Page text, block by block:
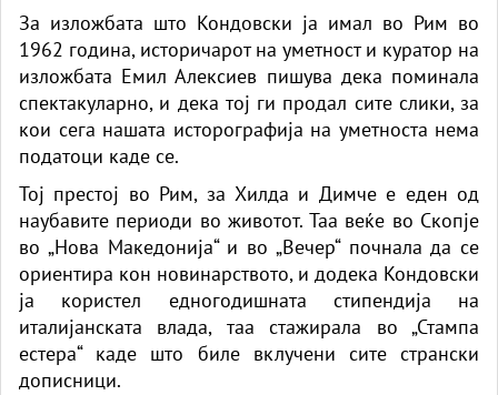
За изложбата што Кондовски ја имал во Рим во
1962 година, историчарот на уметност и куратор на
изложбата Емил Алексиев пишува дека поминала
спектакуларно, и дека тој ги продал сите слики, за
кои сега нашата исторографија на уметноста нема
податоци каде се.
Тој престој во Рим, за Хилда и Димче е еден од
наубавите периоди во животот. Таа веќе во Скопје
во „Нова Македонија“ и во „Вечер“ почнала да се
ориентира кон новинарството, и додека Кондовски
ја користел едногодишната стипендија на
италијанската влада, таа стажирала во „Стампа
естера“ каде што биле вклучени сите странски
дописници.